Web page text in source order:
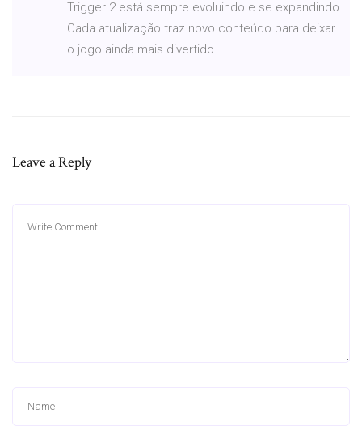
Trigger 2 está sempre evoluindo e se expandindo.
Cada atualização traz novo conteúdo para deixar
o jogo ainda mais divertido.
Leave a Reply